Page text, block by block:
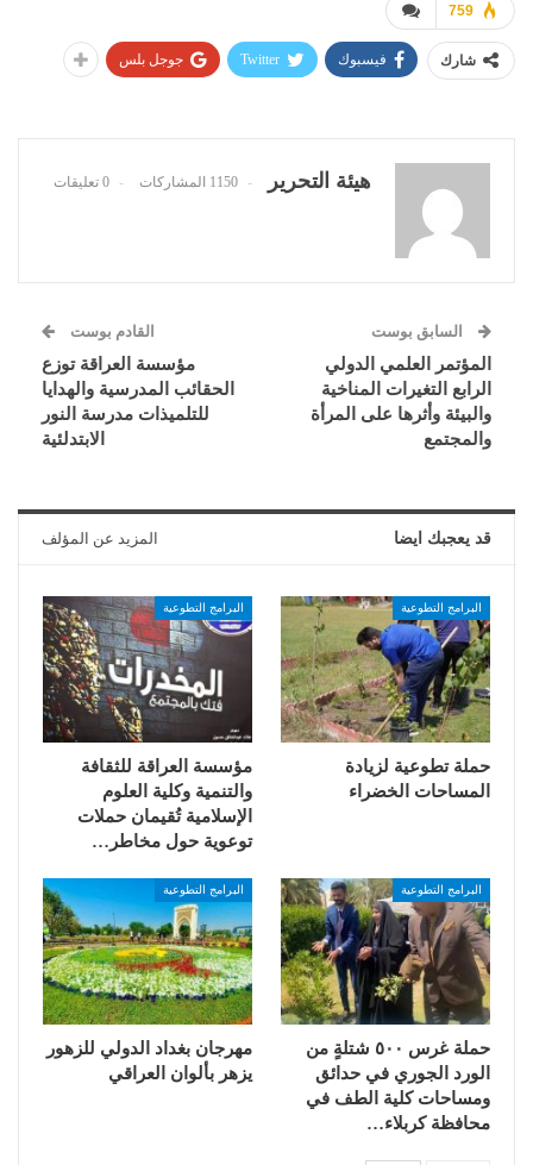
759
شارك فيسبوك Twitter جوجل بلس
هيئة التحرير 1150 المشاركات 0 تعليقات
السابق بوست
المؤتمر العلمي الدولي
الرابع التغيرات المناخية
والبيئة وأثرها على المرأة
والمجتمع
القادم بوست
مؤسسة العراقة توزع
الحقائب المدرسية والهدايا
للتلميذات مدرسة النور
الابتدلئية
قد يعجبك ايضا المزيد عن المؤلف
البرامج التطوعية
حملة تطوعية لزيادة
المساحات الخضراء
البرامج التطوعية
مؤسسة العراقة للثقافة
والتنمية وكلية العلوم
الإسلامية تُقيمان حملات
توعوية حول مخاطر…
البرامج التطوعية
حملة غرس ٥٠٠ شتلةٍ من
الورد الجوري في حدائق
ومساحات كلية الطف في
محافظة كربلاء…
البرامج التطوعية
مهرجان بغداد الدولي للزهور
يزهر بألوان العراقي